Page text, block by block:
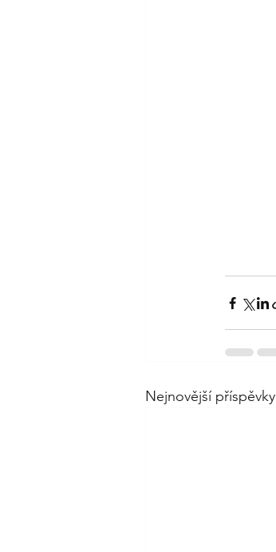
Nejnovější příspěvky